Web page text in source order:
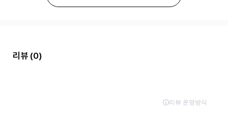
리뷰 (0)